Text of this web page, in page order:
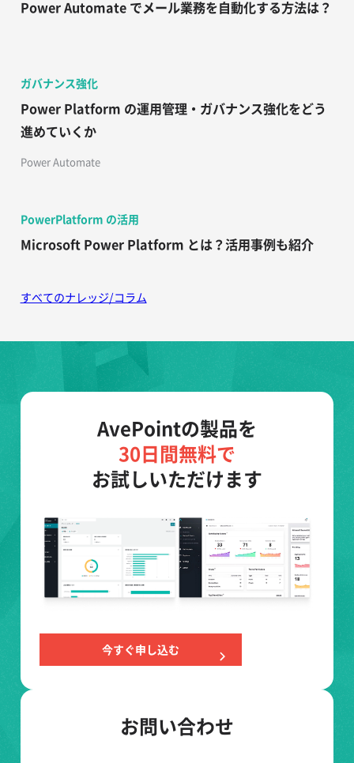
Power Automate でメール業務を自動化する方法は？
ガバナンス強化
Power Platform の運用管理・ガバナンス強化をどう
進めていくか
Power Automate
PowerPlatform の活用
Microsoft Power Platform とは？活用事例も紹介
すべてのナレッジ/コラム
AvePointの製品を
30日間無料で
お試しいただけます
今すぐ申し込む
お問い合わせ